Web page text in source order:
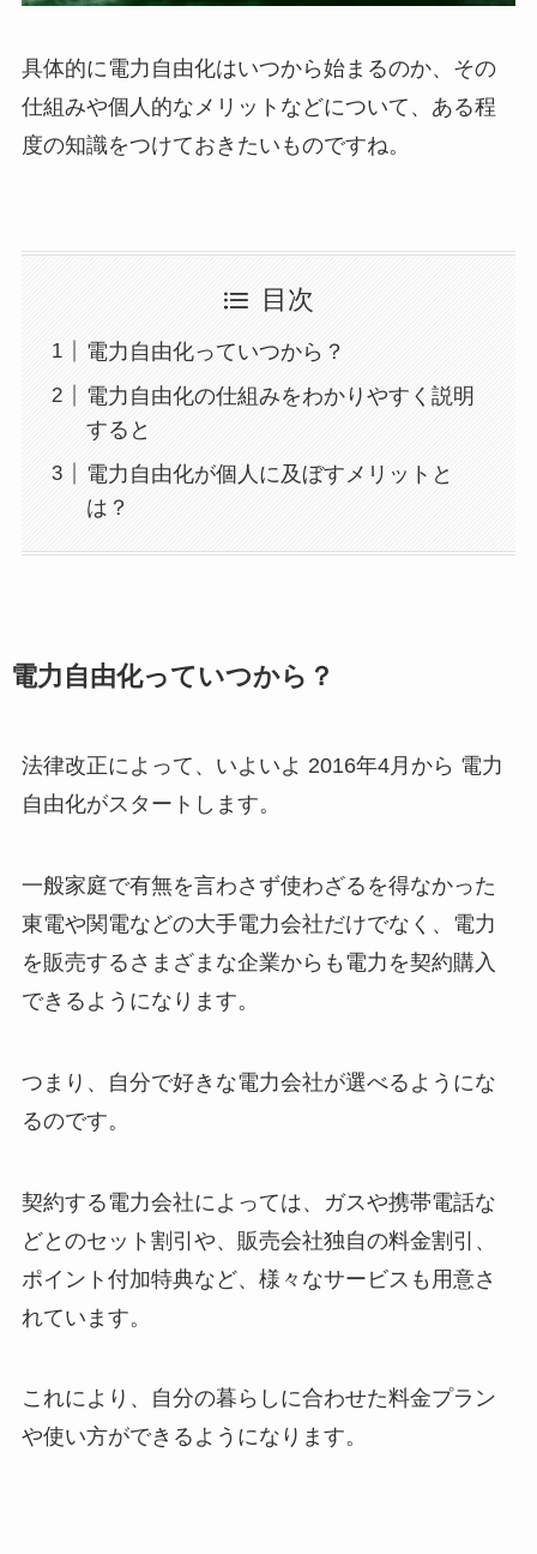
具体的に電力自由化はいつから始まるのか、その
仕組みや個人的なメリットなどについて、ある程
度の知識をつけておきたいものですね。
目次
電力自由化っていつから？
電力自由化の仕組みをわかりやすく説明
すると
電力自由化が個人に及ぼすメリットと
は？
電力自由化っていつから？
法律改正によって、いよいよ 2016年4月から 電力
自由化がスタートします。
一般家庭で有無を言わさず使わざるを得なかった
東電や関電などの大手電力会社だけでなく、電力
を販売するさまざまな企業からも電力を契約購入
できるようになります。
つまり、
自分で好きな電力会社が選べるようにな
るのです。
契約する電力会社によっては、ガスや携帯電話な
どとのセット割引や、販売会社独自の料金割引、
ポイント付加特典など、様々なサービスも用意さ
れています。
これにより、自分の暮らしに合わせた料金プラン
や使い方ができるようになります。